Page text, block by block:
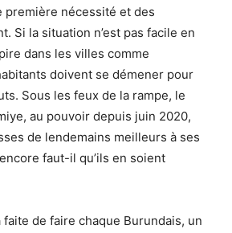
première nécessité et des
Si la situation n’est pas facile en
dans les villes comme
doivent se démener pour
Sous les feux de la rampe, le
au pouvoir depuis juin 2020,
de lendemains meilleurs à ses
faut-il qu’ils en soient
faite de faire chaque Burundais, un